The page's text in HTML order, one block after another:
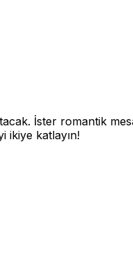
İster romantik
ikiye katlayın!